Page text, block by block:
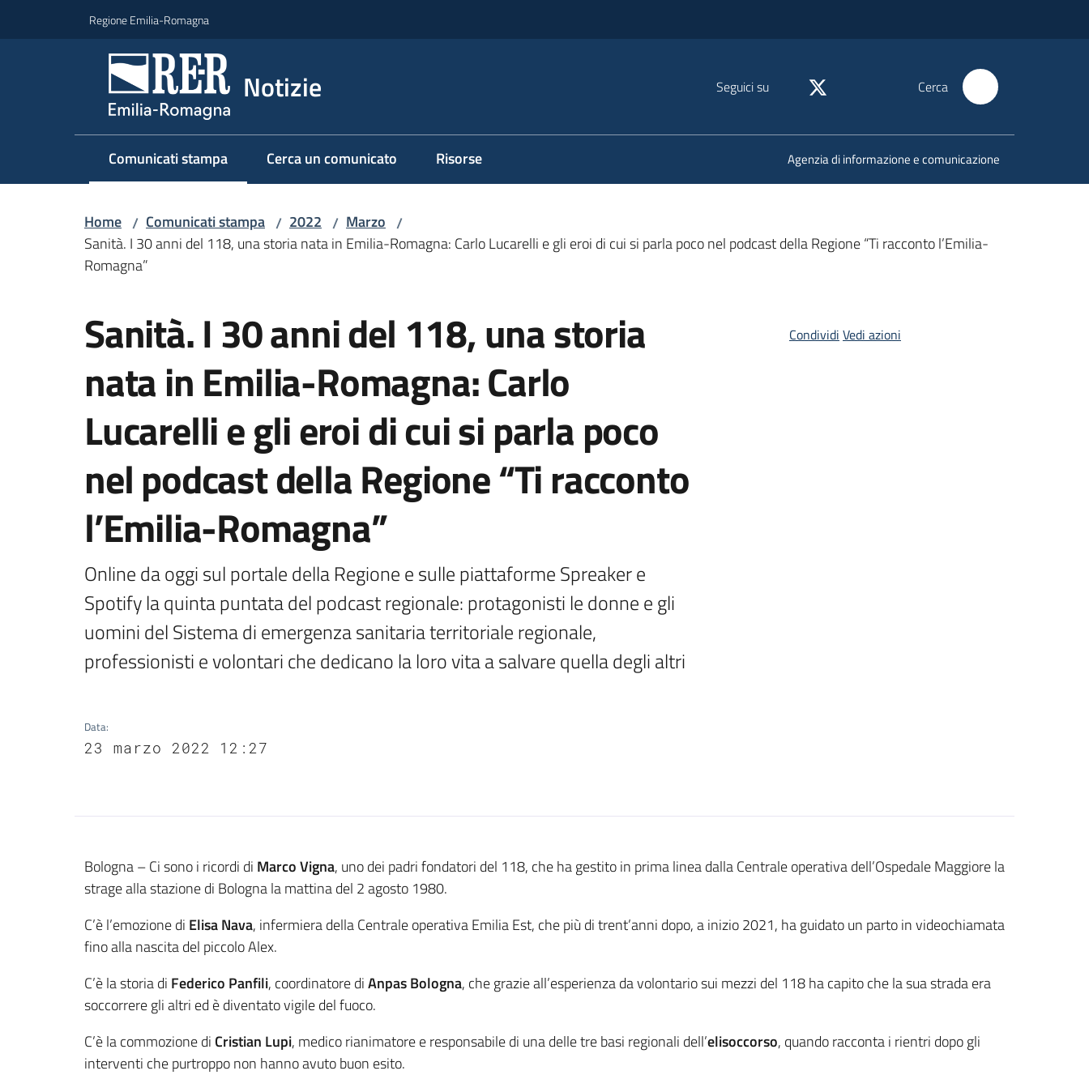
Regione Emilia-Romagna
Notizie Seguici su Cerca
Comunicati stampa
Menu selezionato Cerca un comunicato Risorse Agenzia di informazione e comunicazione
Home / Comunicati stampa / 2022 / Marzo /
Sanità. I 30 anni del 118, una storia nata in Emilia-Romagna: Carlo Lucarelli e gli eroi di cui si parla poco nel podcast della Regione “Ti racconto l’Emilia-
Romagna”
Salta al contenuto
Sanità. I 30 anni del 118, una storia
nata in Emilia-Romagna: Carlo
Lucarelli e gli eroi di cui si parla poco
nel podcast della Regione “Ti racconto
l’Emilia-Romagna”
Online da oggi sul portale della Regione e sulle piattaforme Spreaker e
Spotify la quinta puntata del podcast regionale: protagonisti le donne e gli
uomini del Sistema di emergenza sanitaria territoriale regionale,
professionisti e volontari che dedicano la loro vita a salvare quella degli altri
Data:
23 marzo 2022 12:27
Condividi Vedi azioni
Contenuto
Bologna – Ci sono i ricordi di Marco Vigna, uno dei padri fondatori del 118, che ha gestito in prima linea dalla Centrale operativa dell’Ospedale Maggiore la
strage alla stazione di Bologna la mattina del 2 agosto 1980.
C’è l’emozione di Elisa Nava, infermiera della Centrale operativa Emilia Est, che più di trent’anni dopo, a inizio 2021, ha guidato un parto in videochiamata
fino alla nascita del piccolo Alex.
C’è la storia di Federico Panfili, coordinatore diAnpas Bologna, che grazie all’esperienza da volontario sui mezzi del 118 ha capito che la sua strada era
soccorrere gli altri ed è diventato vigile del fuoco.
C’è la commozione di Cristian Lupi, medico rianimatore e responsabile di una delle tre basi regionali dell’elisoccorso, quando racconta i rientri dopo gli
interventi che purtroppo non hanno avuto buon esito.